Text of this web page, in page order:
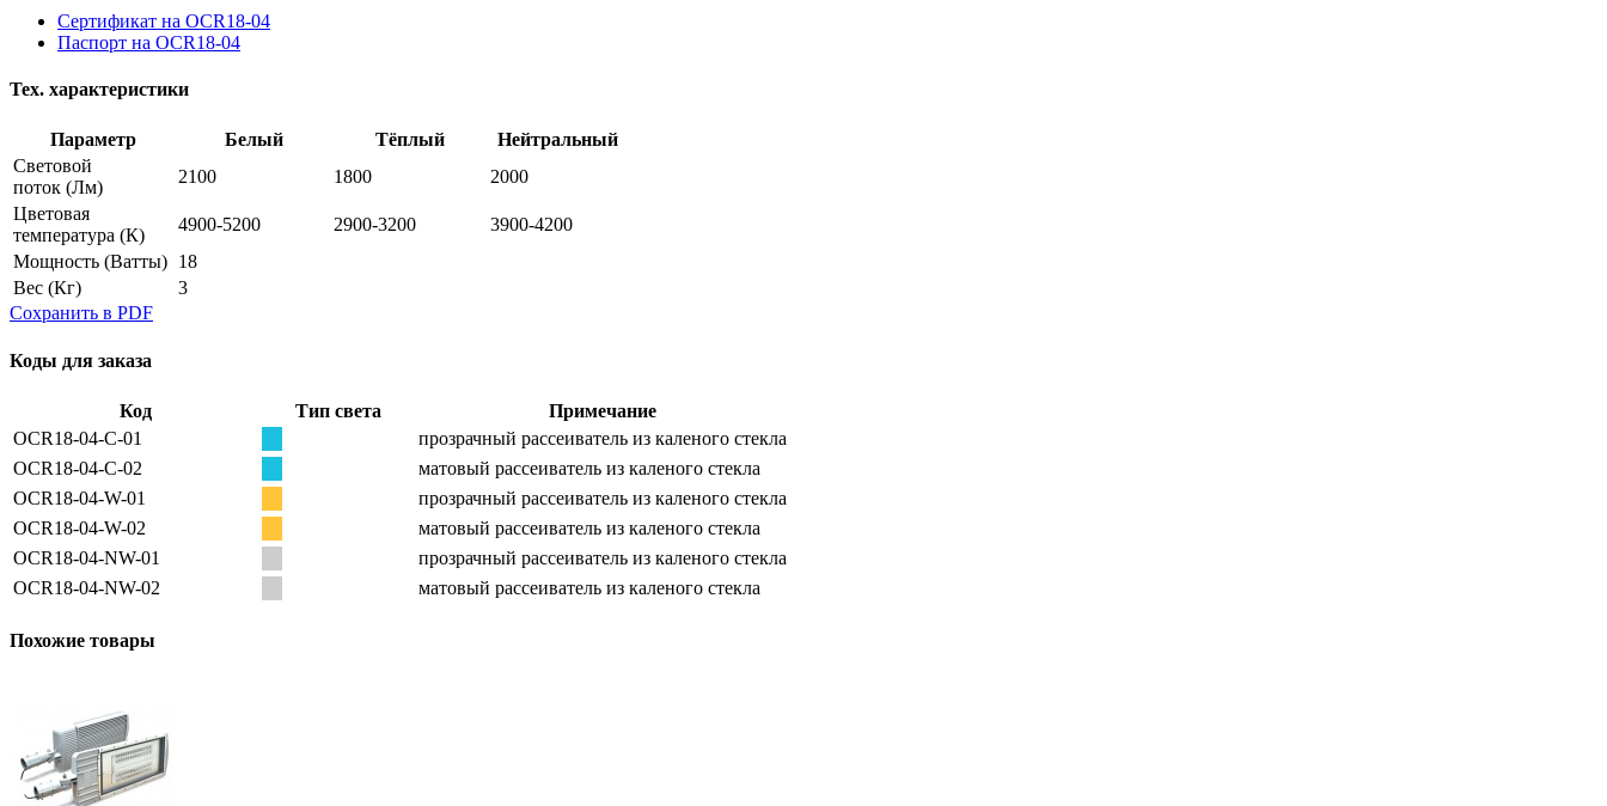
Сертификат на OCR18-04
Паспорт на OCR18-04
Тех. характеристики
Параметр Белый Тёплый
Нейтральный
Световой
поток (Лм)
2100 1800
2000
Цветовая
температура (К)
4900-5200 2900-3200
3900-4200
Мощность (Ватты) 18
Вес (Кг)
3
Сохранить в PDF
Коды для заказа
Код Тип света
Примечание
OCR18-04-C-01
прозрачный рассеиватель из каленого стекла
OCR18-04-C-02
матовый рассеиватель из каленого стекла
OCR18-04-W-01
прозрачный рассеиватель из каленого стекла
OCR18-04-W-02
матовый рассеиватель из каленого стекла
OCR18-04-NW-01
прозрачный рассеиватель из каленого стекла
OCR18-04-NW-02
матовый рассеиватель из каленого стекла
Похожие товары